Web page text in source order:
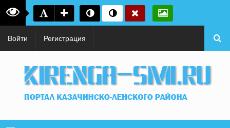
Войти Регистрация